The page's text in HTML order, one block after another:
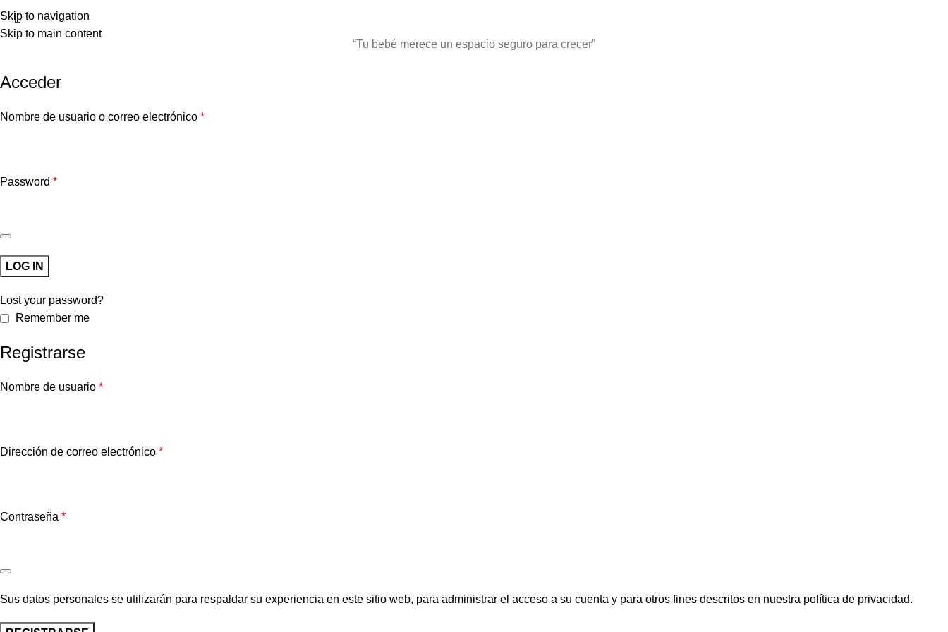
Skip to navigation
Skip to main content
“Tu bebé merece un espacio seguro para crecer”
Acceder
Nombre de usuario o correo electrónico *
Password *
LOG IN
Lost your password?
Remember me
Registrarse
Nombre de usuario *
Dirección de correo electrónico *
Contraseña *
Sus datos personales se utilizarán para respaldar su experiencia en este sitio web, para administrar el acceso a su cuenta y para otros fines descritos en nuestra política de privacidad.